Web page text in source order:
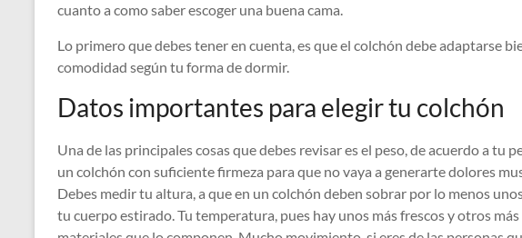
cuanto a como saber escoger una buena cama.
Lo primero que debes tener en cuenta, es que el colchón debe adaptarse
comodidad según tu forma de dormir.
Datos importantes para elegir tu colchón
Una de las principales cosas que debes revisar es el peso, de acuerdo a tu
un colchón con suficiente firmeza para que no vaya a generarte dolores
Debes medir tu altura, a que en un colchón deben sobrar por lo menos
tu cuerpo estirado. Tu temperatura, pues hay unos más frescos y otros